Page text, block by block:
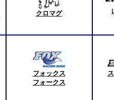
クロマグ
フォックス
フォークス